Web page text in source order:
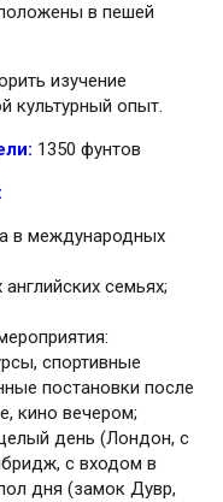
в пешей
изучение
культурный опыт.
1350 фунтов
в международных
семьях;
спортивные
постановки после
кино вечером;
день (Лондон, с
с входом в
дня (замок Дувр,